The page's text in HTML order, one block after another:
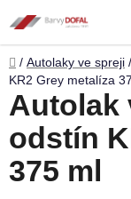
na
obsah
Domů
/ Autolaky ve spreji /
KR2 Grey metalíza
Autolak
odstín
375 ml